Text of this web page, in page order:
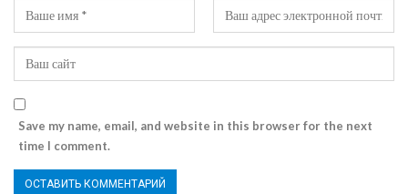
Save my name, email, and website in this browser for the next
time I comment.